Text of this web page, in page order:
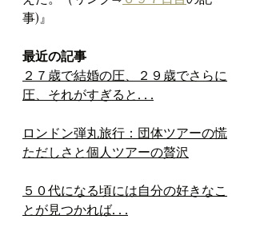
事)』
最近の記事
２７歳で結婚の圧、２９歳でさらに
圧、それがすぎると. . .
ロンドン弾丸旅行：団体ツアーの慌
ただしさと個人ツアーの贅沢
５０代になる頃には自分の好きなこ
とが見つかれば. . .